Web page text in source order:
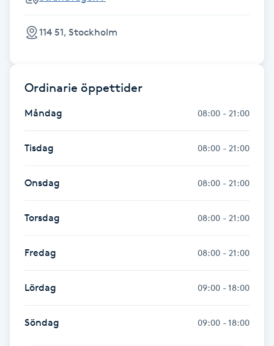
Fransk manikyr
Frekvensterapi
Friskvård
Friskvårdsmassage
Frisör
Funktionsanalys
Färgning
Föning
114 51, Stockholm
Ordinarie öppettider
Måndag 08:00 - 21:00
Tisdag 08:00 - 21:00
Onsdag 08:00 - 21:00
Torsdag 08:00 - 21:00
Fredag 08:00 - 21:00
Lördag 09:00 - 18:00
Söndag 09:00 - 18:00